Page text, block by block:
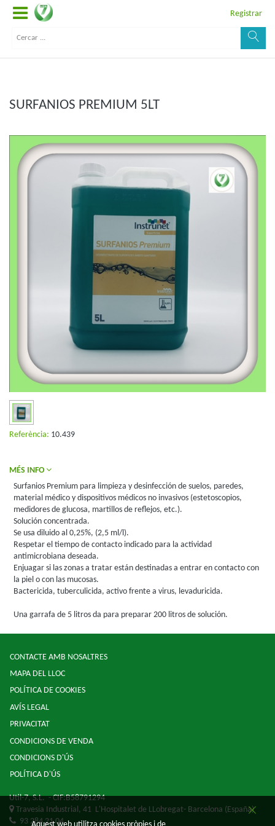
Registrar
SURFANIOS PREMIUM 5LT
Referència: 10.439
MÉS INFO
Surfanios Premium para limpieza y desinfección de suelos, paredes,
material médico y dispositivos médicos no invasivos (estetoscopios,
medidores de glucosa, martillos de reflejos, etc.).
Solución concentrada.
Se usa diluido al 0,25%, (2,5 ml/l).
Respetar el tiempo de contacto indicado para la actividad
antimicrobiana deseada.
Enjuagar si las zonas a tratar están destinadas a entrar en contacto con
la piel o con las mucosas.
Bactericida, tuberculicida, activo frente a virus, levaduricida.
Una garrafa de 5 litros da para preparar 200 litros de solución.
CONTACTE AMB NOSALTRES
MAPA DEL LLOC
POLÍTICA DE COOKIES
AVÍS LEGAL
PRIVACITAT
CONDICIONS DE VENDA
CONDICIONS D'ÚS
POLÍTICA D'ÚS
Util-7, S.L.- CIF:B58791294
Travesia Industrial, 41 L'Hospitalet de LLobregat- Barcelona (España)
93 284 21 04